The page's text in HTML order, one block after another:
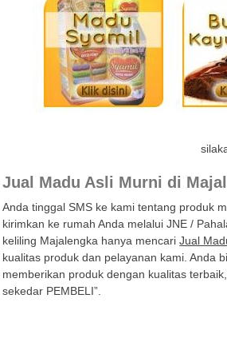
Jual Madu Asli Murni di
Anda tinggal SMS ke kami tentang produk
kirimkan ke rumah Anda melalui JNE /
keliling Majalengka hanya mencariJual
kualitas produk dan pelayanan kami. Anda
memberikan produk dengan kualitas
sekedar PEMBELI”.